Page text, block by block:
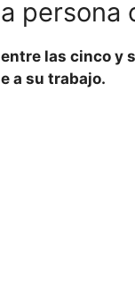
persona
las cinco y
a su trabajo.